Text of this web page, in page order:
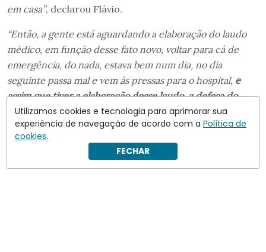
em casa”, declarou Flávio.
“Então, a gente está aguardando a elaboração do laudo
médico, em função desse fato novo, voltar para cá de
emergência, do nada, estava bem num dia, no dia
seguinte passa mal e vem às pressas para o hospital, e
assim que tiver a elaboração desse laudo, a defesa do
presidente vai mais uma vez requerer a domiciliar
humanitária para ele“.
Utilizamos cookies e tecnologia para aprimorar sua
experiência de navegação de acordo com a Política de
cookies.
FECHAR